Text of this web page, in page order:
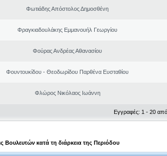
Φωτιάδης Απόστολος Δημοσθένη
Φραγκιαδουλάκης Εμμανουήλ Γεωργίου
Φούρας Ανδρέας Αθανασίου
Φουντουκίδου - Θεοδωρίδου Παρθένα Ευσταθίου
Φλώρος Νικόλαος Ιωάννη
Εγγραφές: 1 - 20 από
Βουλευτών κατά τη διάρκεια της Περιόδου